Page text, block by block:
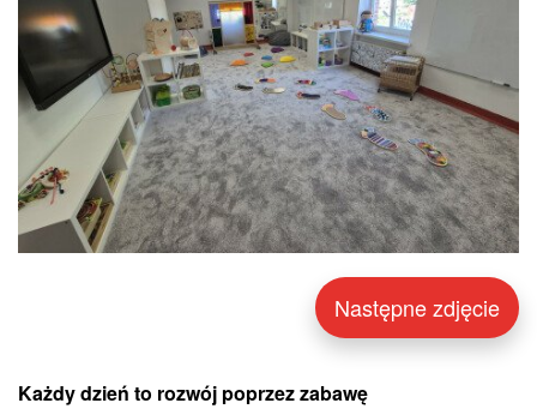
Następne zdjęcie
Każdy dzień to rozwój poprzez zabawę